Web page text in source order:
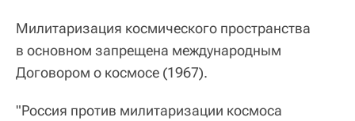
Милитаризация космического пространства
в основном запрещена международным
Договором о космосе (1967).
"Россия против милитаризации космоса